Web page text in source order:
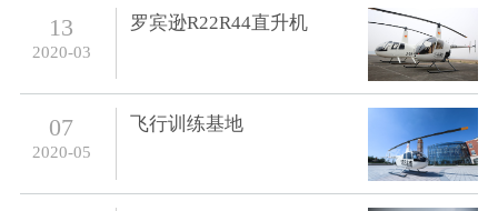
13
2020-03
罗宾逊R22R44直升机
07
2020-05
飞行训练基地